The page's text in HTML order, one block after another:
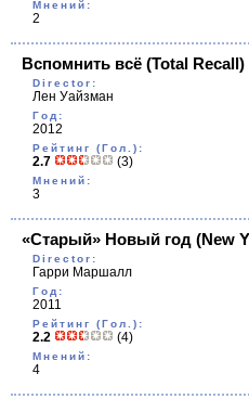
Мнений:
2
Вспомнить всё (Total Recall)
Director:
Лен Уайзман
Год:
2012
Рейтинг (Гол.):
2.7 (3)
Мнений:
3
«Старый» Новый год (New
Director:
Гарри Маршалл
Год:
2011
Рейтинг (Гол.):
2.2 (4)
Мнений:
4